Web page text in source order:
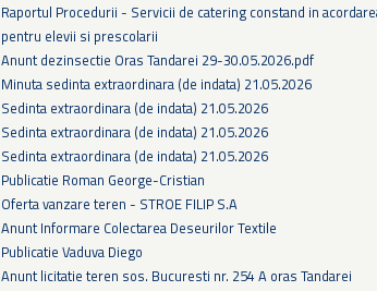
Raportul Procedurii - Servicii de catering constand in
pentru elevii si prescolarii
Anunt dezinsectie Oras Tandarei 29-30.05.2026.pdf
Minuta sedinta extraordinara (de indata) 21.05.2026
Sedinta extraordinara (de indata) 21.05.2026
Sedinta extraordinara (de indata) 21.05.2026
Sedinta extraordinara (de indata) 21.05.2026
Publicatie Roman George-Cristian
Oferta vanzare teren - STROE FILIP S.A
Anunt Informare Colectarea Deseurilor Textile
Publicatie Vaduva Diego
Anunt licitatie teren sos. Bucuresti nr. 254 A oras Tandarei